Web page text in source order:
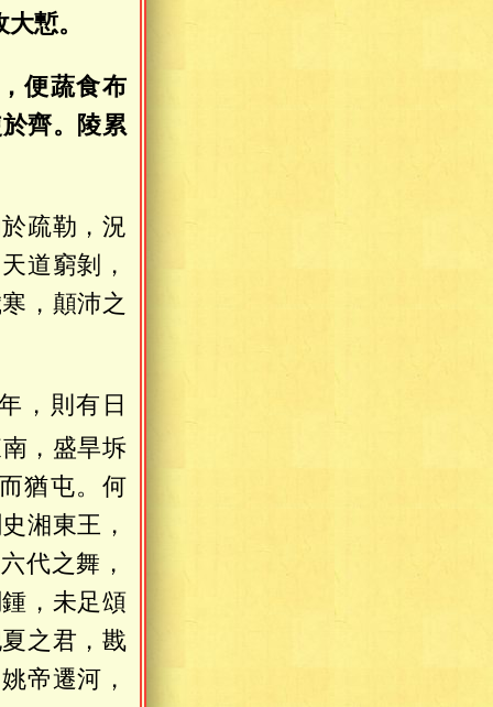
慙。
便蔬食布
齊。陵累
疏勒，況
道窮剝，
，顛沛之
，則有日
，盛旱坼
猶屯。何
湘東王，
代之舞，
，未足頌
之君，戡
帝遷河，